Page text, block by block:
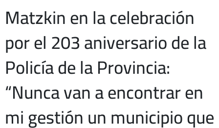
Matzkin en la celebración
por el 203 aniversario de la
Policía de la Provincia:
“Nunca van a encontrar en
mi gestión un municipio que